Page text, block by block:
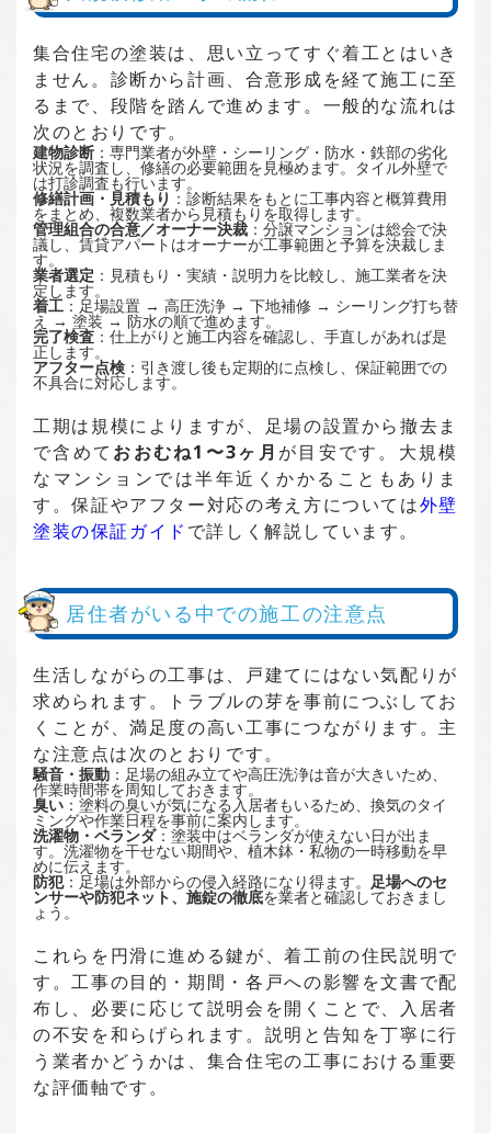
集合住宅の塗装は、思い立ってすぐ着工とはいき
ません。診断から計画、合意形成を経て施工に至
るまで、段階を踏んで進めます。一般的な流れは
次のとおりです。
建物診断 ：専門業者が外壁・シーリング・防水・鉄部の劣化
状況を調査し、修繕の必要範囲を見極めます。タイル外壁で
は打診調査も行います。
修繕計画・見積もり ：診断結果をもとに工事内容と概算費用
をまとめ、複数業者から見積もりを取得します。
管理組合の合意／オーナー決裁 ：分譲マンションは総会で決
議し、賃貸アパートはオーナーが工事範囲と予算を決裁しま
す。
業者選定 ：見積もり・実績・説明力を比較し、施工業者を決
定します。
着工 ：足場設置 → 高圧洗浄 → 下地補修 → シーリング打ち替
え → 塗装 → 防水の順で進めます。
完了検査 ：仕上がりと施工内容を確認し、手直しがあれば是
正します。
アフター点検 ：引き渡し後も定期的に点検し、保証範囲での
不具合に対応します。
工期は規模によりますが、足場の設置から撤去ま
で含めて おおむね1〜3ヶ月 が目安です。大規模
なマンションでは半年近くかかることもありま
す。保証やアフター対応の考え方については外壁
塗装の保証ガイド で詳しく解説しています。
居住者がいる中での施工の注意点
生活しながらの工事は、戸建てにはない気配りが
求められます。トラブルの芽を事前につぶしてお
くことが、満足度の高い工事につながります。主
な注意点は次のとおりです。
騒音・振動 ：足場の組み立てや高圧洗浄は音が大きいため、
作業時間帯を周知しておきます。
臭い ：塗料の臭いが気になる入居者もいるため、換気のタイ
ミングや作業日程を事前に案内します。
洗濯物・ベランダ：塗装中はベランダが使えない日が出ま
す。洗濯物を干せない期間や、植木鉢・私物の一時移動を早
めに伝えます。
防犯：足場は外部からの侵入経路になり得ます。 足場へのセ
ンサーや防犯ネット、施錠の徹底を業者と確認しておきまし
ょう。
これらを円滑に進める鍵が、着工前の住民説明で
す。工事の目的・期間・各戸への影響を文書で配
布し、必要に応じて説明会を開くことで、入居者
の不安を和らげられます。説明と告知を丁寧に行
う業者かどうかは、集合住宅の工事における重要
な評価軸です。